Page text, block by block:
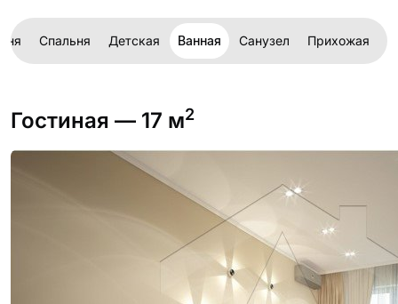
Спальня Детская Ванная Санузел Прихожая
Гостиная — 17 м2